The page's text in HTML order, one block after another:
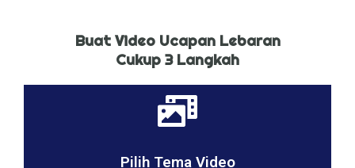
Buat Video Ucapan Lebaran
Cukup 3 Langkah
Pilih Tema Video